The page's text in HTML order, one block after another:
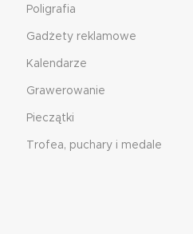
Poligrafia
Gadżety reklamowe
Kalendarze
Grawerowanie
Pieczątki
Trofea, puchary i medale